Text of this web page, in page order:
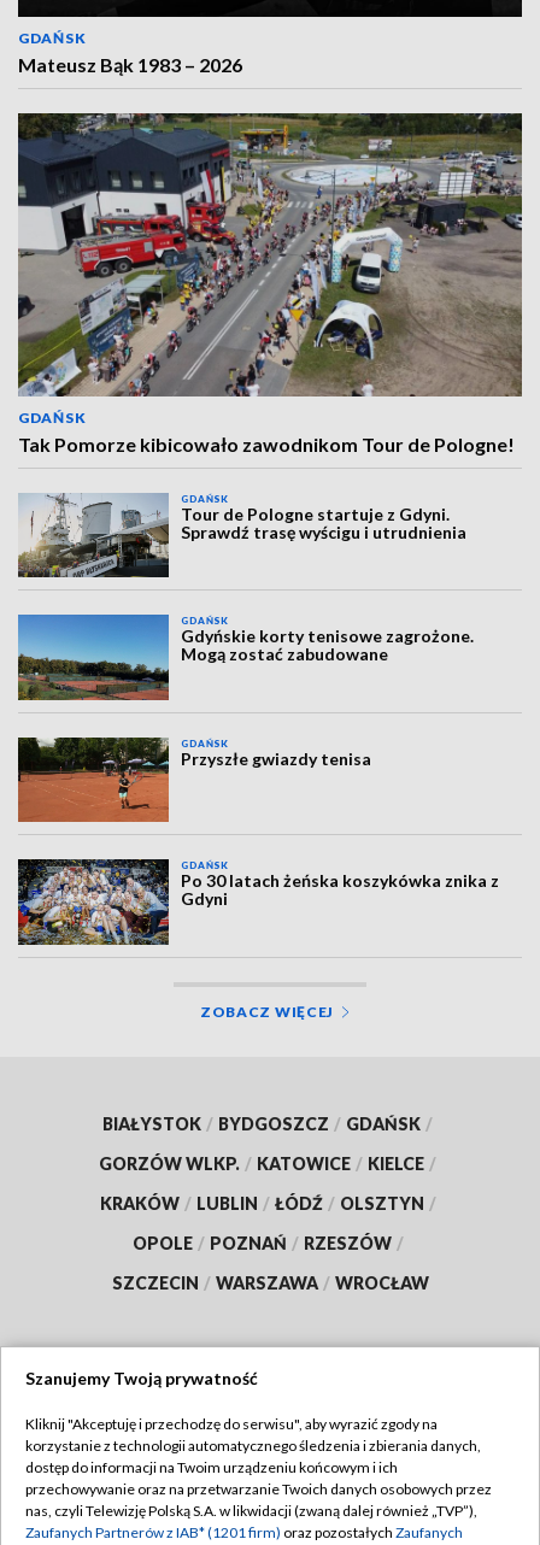
GDAŃSK
Mateusz Bąk 1983 – 2026
GDAŃSK
Tak Pomorze kibicowało zawodnikom Tour de Pologne!
GDAŃSK
Tour de Pologne startuje z Gdyni.
Sprawdź trasę wyścigu i utrudnienia
GDAŃSK
Gdyńskie korty tenisowe zagrożone.
Mogą zostać zabudowane
GDAŃSK
Przyszłe gwiazdy tenisa
GDAŃSK
Po 30 latach żeńska koszykówka znika z
Gdyni
ZOBACZ WIĘCEJ
BIAŁYSTOK / BYDGOSZCZ / GDAŃSK /
GORZÓW WLKP. / KATOWICE / KIELCE /
KRAKÓW / LUBLIN / ŁÓDŹ / OLSZTYN /
OPOLE / POZNAŃ / RZESZÓW /
SZCZECIN / WARSZAWA / WROCŁAW
TVP
Abonament TVP
Emisja w TVP
Regulamin TVP
Polityka prywatności
Szanujemy Twoją prywatność
Kliknij "Akceptuję i przechodzę do serwisu", aby wyrazić zgody na
korzystanie z technologii automatycznego śledzenia i zbierania danych,
dostęp do informacji na Twoim urządzeniu końcowym i ich
przechowywanie oraz na przetwarzanie Twoich danych osobowych przez
nas, czyli Telewizję Polską S.A. w likwidacji (zwaną dalej również „TVP”),
Zaufanych Partnerów z IAB* (1201 firm) oraz pozostałych Zaufanych